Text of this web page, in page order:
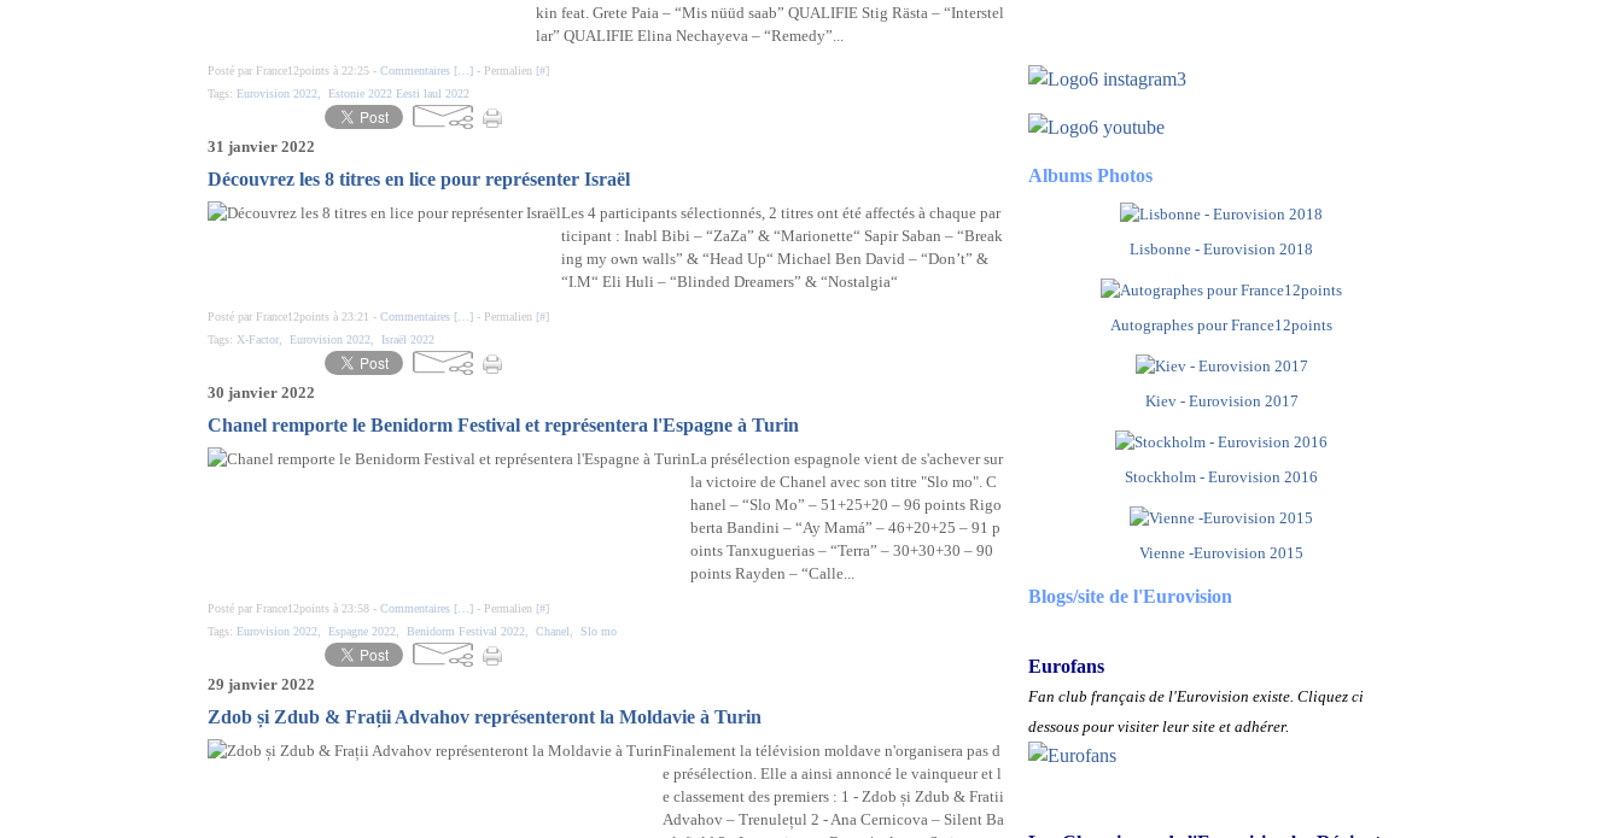
kin feat. Grete Paia – “Mis nüüd saab” QUALIFIE Stig Rästa – “Interstel
lar” QUALIFIE Elina Nechayeva – “Remedy”...
Posté par France12points à 22:25 - Commentaires [ ] - Permalien [#]
Tags: Eurovision 2022 Estonie 2022 Eesti laul 2022
31 janvier 2022
Découvrez les 8 titres en lice pour représenter Israël
Les 4 participants sélectionnés, 2 titres ont été affectés à chaque par
ticipant : Inabl Bibi – “ZaZa” & “Marionette“ Sapir Saban – “Break
ing my own walls” & “Head Up“ Michael Ben David – “Don’t” &
“I.M“ Eli Huli – “Blinded Dreamers” & “Nostalgia“
Posté par France12points à 23:21 - Commentaires [ ] - Permalien [#]
Tags: X-Factor Eurovision 2022 Israël 2022
30 janvier 2022
Chanel remporte le Benidorm Festival et représentera l'Espagne à Turin
La présélection espagnole vient de s'achever sur
la victoire de Chanel avec son titre "Slo mo". C
hanel – “Slo Mo” – 51+25+20 – 96 points Rigo
berta Bandini – “Ay Mamá” – 46+20+25 – 91 p
oints Tanxuguerias – “Terra” – 30+30+30 – 90
points Rayden – “Calle...
Posté par France12points à 23:58 - Commentaires [ ] - Permalien [#]
Tags: Eurovision 2022 Espagne 2022 Benidorm Festival 2022 Chanel Slo mo
29 janvier 2022
Zdob și Zdub & Frații Advahov représenteront la Moldavie à Turin
Finalement la télévision moldave n'organisera pas d
e présélection. Elle a ainsi annoncé le vainqueur et l
e classement des premiers : 1 - Zdob și Zdub & Fratii
Advahov – Trenulețul 2 - Ana Cernicova – Silent Ba
Albums Photos
Lisbonne - Eurovision 2018
Autographes pour France12points
Kiev - Eurovision 2017
Stockholm - Eurovision 2016
Vienne -Eurovision 2015
Blogs/site de l'Eurovision
Eurofans
Fan club français de l'Eurovision existe. Cliquez ci
dessous pour visiter leur site et adhérer.